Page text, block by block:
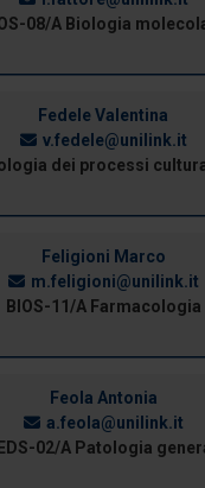
08/A Biologia
Fedele Valentina
v.fedele@unilink.it
dei processi
Feligioni Marco
m.feligioni@unilink.it
BIOS-11/A Farmacologia
Feola Antonia
a.feola@unilink.it
02/A Patologia